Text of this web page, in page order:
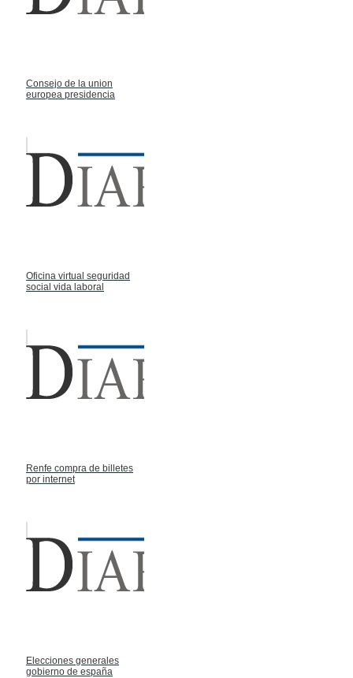
Consejo de la union
europea presidencia
Oficina virtual seguridad
social vida laboral
Renfe compra de billetes
por internet
Elecciones generales
gobierno de españa